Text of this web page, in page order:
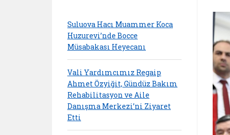
Suluova Hacı Muammer Koca
Huzurevi’nde Bocce
Müsabakası Heyecanı
Vali Yardımcımız Regaip
Ahmet Özyiğit, Gündüz Bakım
Rehabilitasyon ve Aile
Danışma Merkezi’ni Ziyaret
Etti